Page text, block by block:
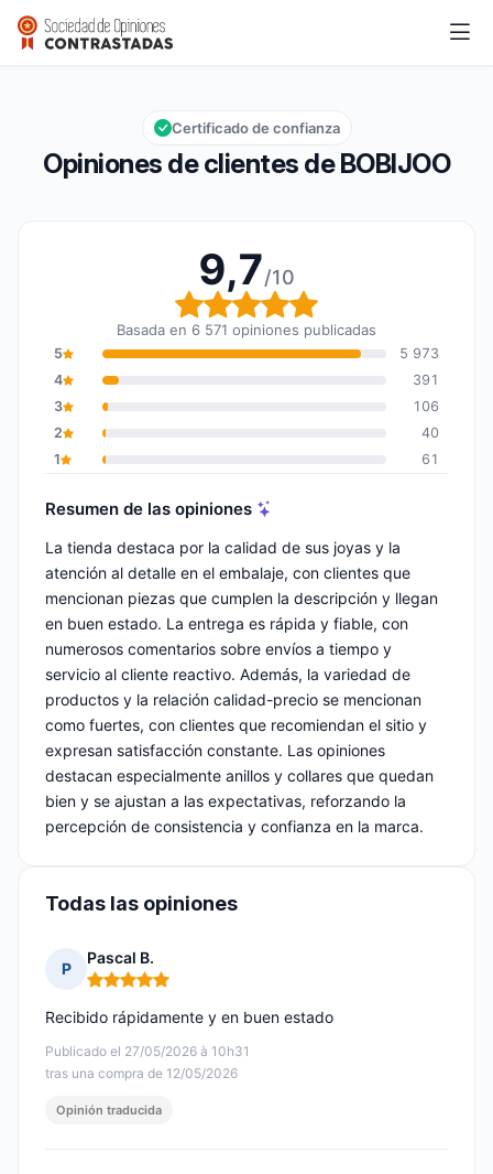
BOBIJOO
Calificación global: 9,7 de 10
9,7/10
Opiniones de clientes de BOBIJOO
Certificado de confianza
9,7/10
Calificación global: 9,7
Basada en 6 571 opiniones publicadas
5
5 973
4
391
3
106
2
40
1
61
Resumen de las opiniones
La tienda destaca por la calidad de sus joyas y la
atención al detalle en el embalaje, con clientes que
mencionan piezas que cumplen la descripción y llegan
en buen estado. La entrega es rápida y fiable, con
numerosos comentarios sobre envíos a tiempo y
servicio al cliente reactivo. Además, la variedad de
productos y la relación calidad-precio se mencionan
como fuertes, con clientes que recomiendan el sitio y
expresan satisfacción constante. Las opiniones
destacan especialmente anillos y collares que quedan
bien y se ajustan a las expectativas, reforzando la
percepción de consistencia y confianza en la marca.
Todas las opiniones
P
Pascal B.
Nota: 5 de 5
Publicado el 27/05/2026 à 10h31
tras una compra de 12/05/2026
Recibido rápidamente y en buen estado
Opinión traducida